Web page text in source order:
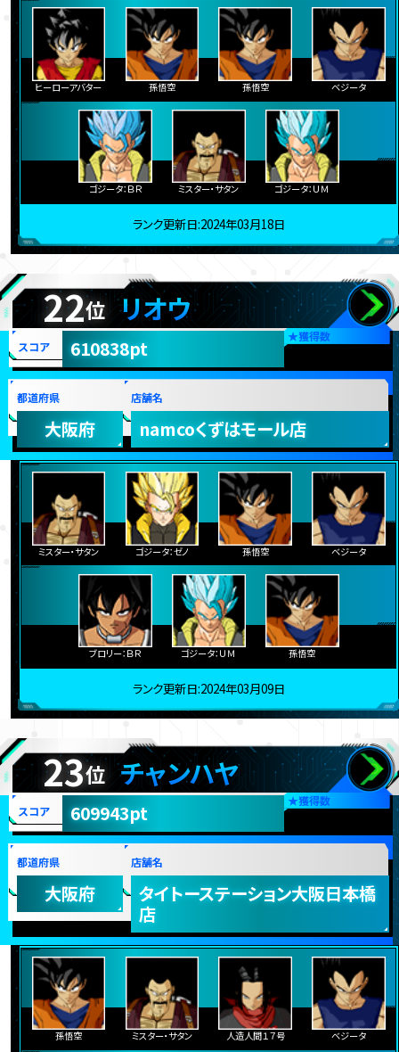
ヒーローアバター 孫悟空 孫悟空 ベジータ
ゴジータ：ＢＲ ミスター・サタン ゴジータ：ＵＭ
ランク更新日:2024年03月18日
22位 リオウ
★獲得数
スコア 610838pt
都道府県
大阪府
店舗名
namcoくずはモール店
ミスター・サタン ゴジータ：ゼノ 孫悟空 ベジータ
ブロリー：ＢＲ ゴジータ：ＵＭ 孫悟空
ランク更新日:2024年03月09日
23位 チャンハヤ
★獲得数
スコア 609943pt
都道府県
大阪府
店舗名
タイトーステーション大阪日本橋
店
孫悟空 ミスター・サタン 人造人間１７号 ベジータ